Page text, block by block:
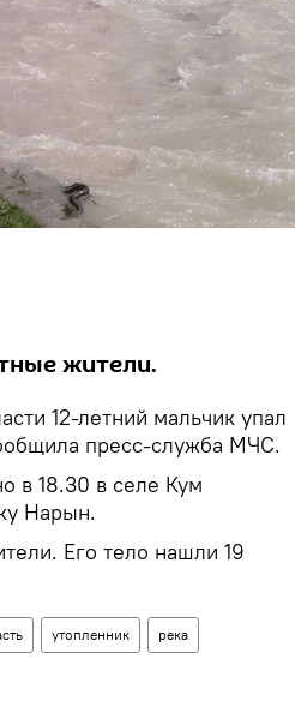
жители.
12-летний мальчик упал
пресс-служба МЧС.
в 18.30 в селе Кум
Нарын.
Его тело нашли 19
утопленник река